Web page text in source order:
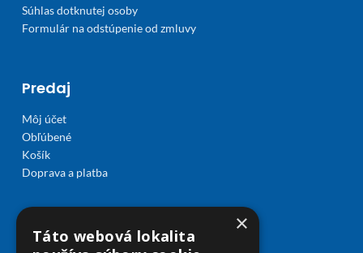
Súhlas dotknutej osoby
Formulár na odstúpenie od zmluvy
Predaj
Môj účet
Obľúbené
Košík
Doprava a platba
×
Táto webová lokalita